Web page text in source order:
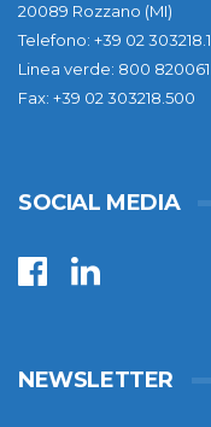
20089 Rozzano (MI)
Telefono: +39 02 303218.1
Linea verde: 800 820061
Fax: +39 02 303218.500
SOCIAL MEDIA
NEWSLETTER